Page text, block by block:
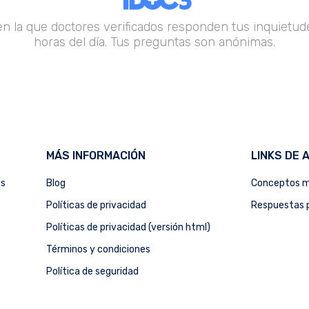
la que doctores verificados responden tus
horas del día. Tus preguntas son anónimas.
MÁS INFORMACIÓN
Blog
Políticas de privacidad
Políticas de privacidad (versión html)
Términos y condiciones
Política de seguridad
LINKS DE
Conceptos
Respuestas